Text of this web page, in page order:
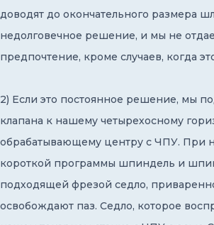
доводят до окончательного размера
недолговечное решение, и мы не
предпочтение, кроме случаев, когда
2) Если это постоянное решение, мы
клапана к нашему четырехосному
обрабатывающему центру с ЧПУ. При
короткой программы шпиндель и
подходящей фрезой седло,
освобождают паз. Седло, которое